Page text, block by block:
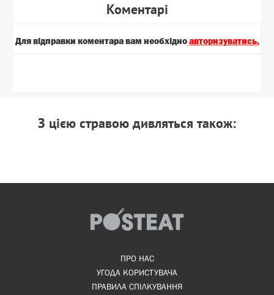
Коментарi
Для вiдправки коментара вам необхiдно авторизуватись.
З цiєю стравою дивляться також:
ПРО НАС
УГОДА КОРИСТУВАЧА
ПРАВИЛА СПІЛКУВАННЯ